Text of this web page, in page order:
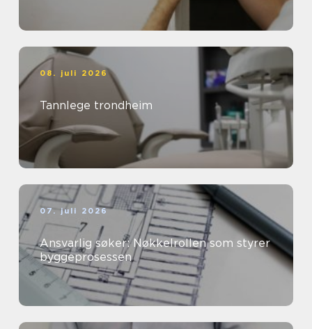
08. juli 2026
Tannlege trondheim
07. juli 2026
Ansvarlig søker: Nøkkelrollen som styrer
byggeprosessen